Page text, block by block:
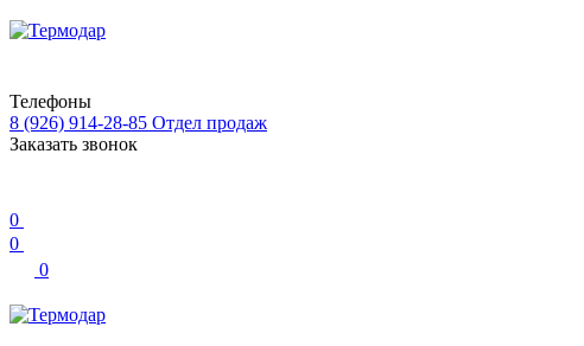
Телефоны
8 (926) 914-28-85 Отдел продаж
Заказать звонок
0
0
0